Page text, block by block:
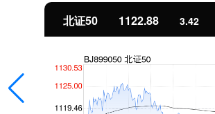
北证50 1122.88 3.42